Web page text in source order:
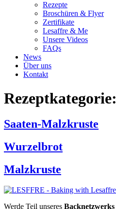
Rezepte
Broschüren & Flyer
Zertifikate
Lesaffre & Me
Unsere Videos
FAQs
News
Über uns
Kontakt
Rezeptkategorie:
Saaten-Malzkruste
Wurzelbrot
Malzkruste
Werde Teil unseres Backnetzwerks